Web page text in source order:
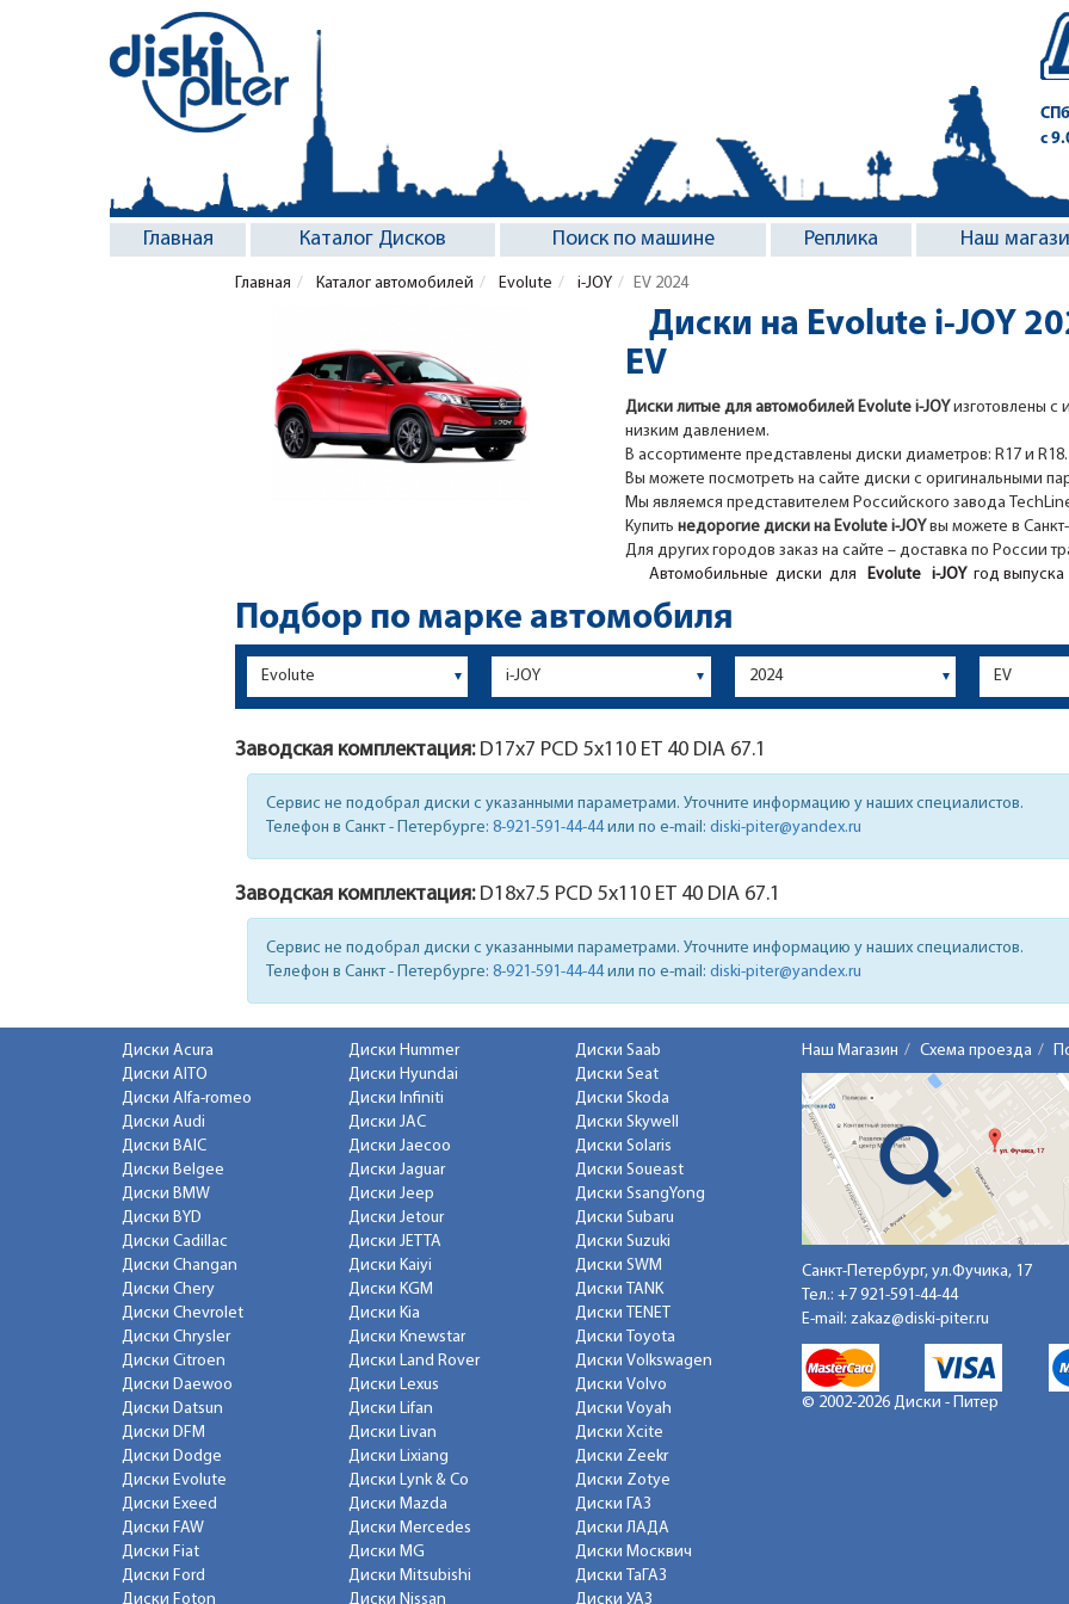
с
Главная Каталог Дисков Поиск по машине Реплика Наш
Главная Каталог автомобилей Evolute i-JOY EV 2024
Диски на Evolute i-JOY
EV
Диски литые для автомобилей Evolute i-JOYизготовлены с
низким давлением.
В ассортименте представлены диски диаметров: R17 и R18.
Вы можете посмотреть на сайте диски с оригинальными
Мы являемся представителем Российского завода TechLine,
Купить недорогие диски на Evolute i-JOYвы можете в
Для других городов заказ на сайте – доставка по России
Автомобильные диски для
Evolute i-JOYгод выпуска
Подбор по марке автомобиля
Заводская комплектация: D17x7 PCD 5x110 ET 40 DIA 67.1
Сервис не подобрал диски с указанными параметрами. Уточните информацию у наших специалистов.
Телефон в Санкт - Петербурге: 8-921-591-44-44или по e-mail: diski-piter@yandex.ru
Заводская комплектация: D18x7.5 PCD 5x110 ET 40 DIA 67.1
Сервис не подобрал диски с указанными параметрами. Уточните информацию у наших специалистов.
Телефон в Санкт - Петербурге: 8-921-591-44-44или по e-mail: diski-piter@yandex.ru
Диски Acura
Диски AITO
Диски Alfa-romeo
Диски Audi
Диски BAIC
Диски Belgee
Диски BMW
Диски BYD
Диски Cadillac
Диски Changan
Диски Chery
Диски Chevrolet
Диски Chrysler
Диски Citroen
Диски Daewoo
Диски Datsun
Диски DFM
Диски Dodge
Диски Evolute
Диски Exeed
Диски FAW
Диски Fiat
Диски Ford
Диски Foton
Диски Hummer
Диски Hyundai
Диски Infiniti
Диски JAC
Диски Jaecoo
Диски Jaguar
Диски Jeep
Диски Jetour
Диски JETTA
Диски Kaiyi
Диски KGM
Диски Kia
Диски Knewstar
Диски Land Rover
Диски Lexus
Диски Lifan
Диски Livan
Диски Lixiang
Диски Lynk & Co
Диски Mazda
Диски Mercedes
Диски MG
Диски Mitsubishi
Диски Nissan
Диски Saab
Диски Seat
Диски Skoda
Диски Skywell
Диски Solaris
Диски Soueast
Диски SsangYong
Диски Subaru
Диски Suzuki
Диски SWM
Диски TANK
Диски TENET
Диски Toyota
Диски Volkswagen
Диски Volvo
Диски Voyah
Диски Xcite
Диски Zeekr
Диски Zotye
Диски ГАЗ
Диски ЛАДА
Диски Москвич
Диски ТаГАЗ
Диски УАЗ
Наш Магазин Схема проезда
Санкт-Петербург, ул.Фучика, 17
Тел.: +7 921-591-44-44
E-mail: zakaz@diski-piter.ru
© 2002-2026 Диски - Питер